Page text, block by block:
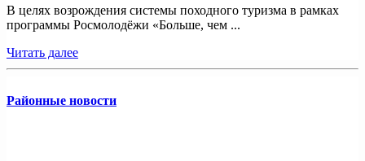
В целях возрождения системы походного туризма в рамках
программы Росмолодёжи «Больше, чем ...
Читать далее
Районные новости